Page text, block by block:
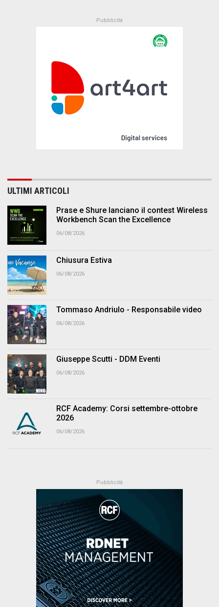
ULTIMI ARTICOLI
Prase e Shure lanciano il contest Wireless
Workbench Scan the Excellence
06/08/2026
Chiusura Estiva
06/08/2026
Tommaso Andriulo - Responsabile video
06/08/2026
Giuseppe Scutti - DDM Eventi
06/08/2026
RCF Academy: Corsi settembre-ottobre
2026
06/08/2026